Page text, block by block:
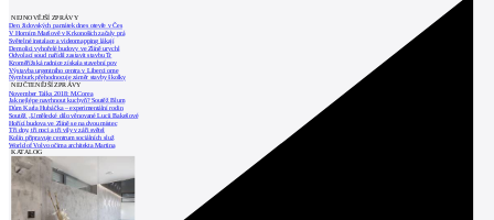
NEJNOVĚJŠÍ ZPRÁVY
Den židovských památek dnes otevře v Čes
V Horním Maršově v Krkonoších začaly prá
Světelné instalace a videomapping lákají
Demolici vyhořelé budovy ve Zlíně urychl
Odvolací soud nařídil zastavit stavbu Tr
Kroměřížská radnice získala stavební pov
Výstavba urgentního centra v Liberci ome
Nymburk přehodnocuje záměr stavby školky
NEJČTENĚJŠÍ ZPRÁVY
November Talks 2018: M.Corea
Jak nejlépe navrhnout kuchyň? Soutěž Blum
Dům Karla Hubáčka – experimentální rodin
Soutěž „Umělecké dílo věnované Lucii Bakešové
Hořící budova ve Zlíně se na dvou místec
Tři dny, tři noci a tři vily v záři světel
Kolín připravuje centrum sociálních služ
World of Volvo očima architekta Martina
KATALOG